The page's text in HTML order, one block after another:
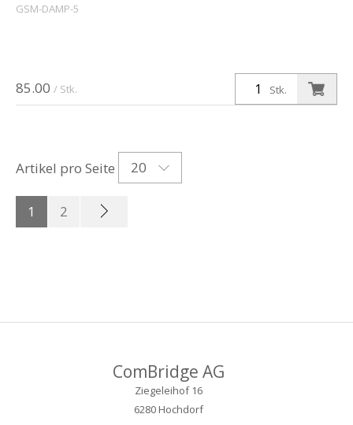
85.00 / Stk. Stk.
GSM-DAMP-5
Artikel pro Seite 20
1 2
ComBridge AG
Ziegeleihof 16
6280 Hochdorf